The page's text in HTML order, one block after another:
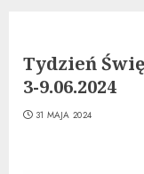
Tydzień
3-9.06.2024
31 MAJA 2024